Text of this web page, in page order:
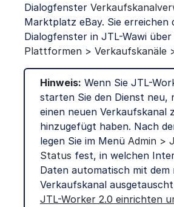
Dialogfenster
Marktplatz eBay. Sie erreichen
Dialogfenster in JTL-Wawi
Plattformen > Verkaufskanäle
Hinweis: Wenn Sie JTL-
starten Sie den Dienst neu,
einen neuen Verkaufskanal
hinzugefügt haben. Nach
legen Sie im Menü Admin >
Status fest, in welchen
Daten automatisch mit dem
Verkaufskanal
JTL-Worker 2.0 einrichten